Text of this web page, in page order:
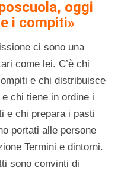
oggi
i compiti»
ci sono una
come lei. C’è chi
e chi distribuisce
chi tiene in ordine i
e chi prepara i pasti
portati alle persone
Termini e dintorni.
sono convinti di